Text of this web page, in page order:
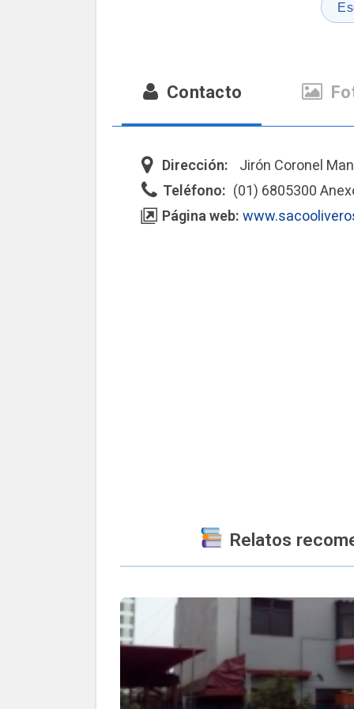
Contacto
Dirección:
Jirón Coronel
Teléfono: (01) 6805300
Página web:
Relatos